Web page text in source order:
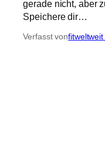
gerade nicht, aber
Speichere dir…
Verfasst von